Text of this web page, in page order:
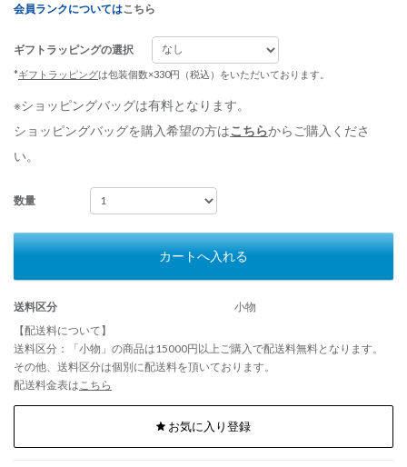
会員ランクについてはこちら
ギフトラッピングの選択
*ギフトラッピングは包装個数×330円（税込）をいただいております。
※ショッピングバッグは有料となります。
ショッピングバッグを購入希望の方はこちらからご購入くださ
い。
数量
カートへ入れる
送料区分
小物
【配送料について】
送料区分：「小物」の商品は15000円以上ご購入で配送料無料となります。
その他、送料区分は個別に配送料を頂いております。
配送料金表は こちら
お気に入り登録